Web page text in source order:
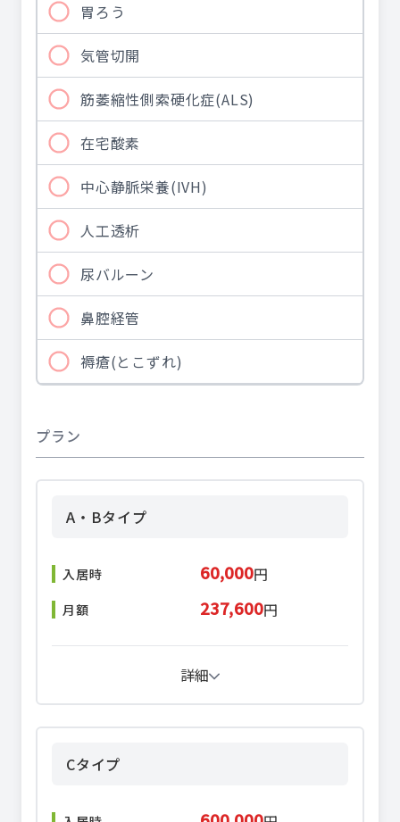
胃ろう
気管切開
筋萎縮性側索硬化症(ALS)
在宅酸素
中心静脈栄養(IVH)
人工透析
尿バルーン
鼻腔経管
褥瘡(とこずれ)
プラン
A・Bタイプ
入居時 60,000円
月額 237,600円
詳細
Cタイプ